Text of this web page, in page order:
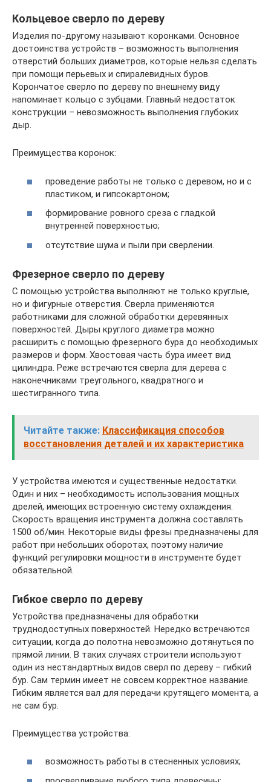
Кольцевое сверло по дереву
Изделия по-другому называют коронками. Основное
достоинства устройств – возможность выполнения
отверстий больших диаметров, которые нельзя сделать
при помощи перьевых и спиралевидных буров.
Корончатое сверло по дереву по внешнему виду
напоминает кольцо с зубцами. Главный недостаток
конструкции – невозможность выполнения глубоких
дыр.
Преимущества коронок:
проведение работы не только с деревом, но и с
пластиком, и гипсокартоном;
формирование ровного среза с гладкой
внутренней поверхностью;
отсутствие шума и пыли при сверлении.
Фрезерное сверло по дереву
С помощью устройства выполняют не только круглые,
но и фигурные отверстия. Сверла применяются
работниками для сложной обработки деревянных
поверхностей. Дыры круглого диаметра можно
расширить с помощью фрезерного бура до необходимых
размеров и форм. Хвостовая часть бура имеет вид
цилиндра. Реже встречаются сверла для дерева с
наконечниками треугольного, квадратного и
шестигранного типа.
Читайте также: Классификация способов
восстановления деталей и их характеристика
У устройства имеются и существенные недостатки.
Один и них – необходимость использования мощных
дрелей, имеющих встроенную систему охлаждения.
Скорость вращения инструмента должна составлять
1500 об/мин. Некоторые виды фрезы предназначены для
работ при небольших оборотах, поэтому наличие
функций регулировки мощности в инструменте будет
обязательной.
Гибкое сверло по дереву
Устройства предназначены для обработки
труднодоступных поверхностей. Нередко встречаются
ситуации, когда до полотна невозможно дотянуться по
прямой линии. В таких случаях строители используют
один из нестандартных видов сверл по дереву – гибкий
бур. Сам термин имеет не совсем корректное название.
Гибким является вал для передачи крутящего момента, а
не сам бур.
Преимущества устройства:
возможность работы в стесненных условиях;